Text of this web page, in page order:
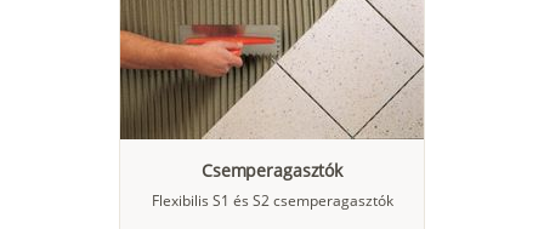
Csemperagasztók
Flexibilis S1 és S2 csemperagasztók